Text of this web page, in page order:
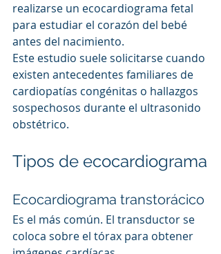
realizarse un ecocardiograma fetal
para estudiar el corazón del bebé
antes del nacimiento.
Este estudio suele solicitarse cuando
existen antecedentes familiares de
cardiopatías congénitas o hallazgos
sospechosos durante el ultrasonido
obstétrico.
Tipos de ecocardiograma
Ecocardiograma transtorácico
Es el más común. El transductor se
coloca sobre el tórax para obtener